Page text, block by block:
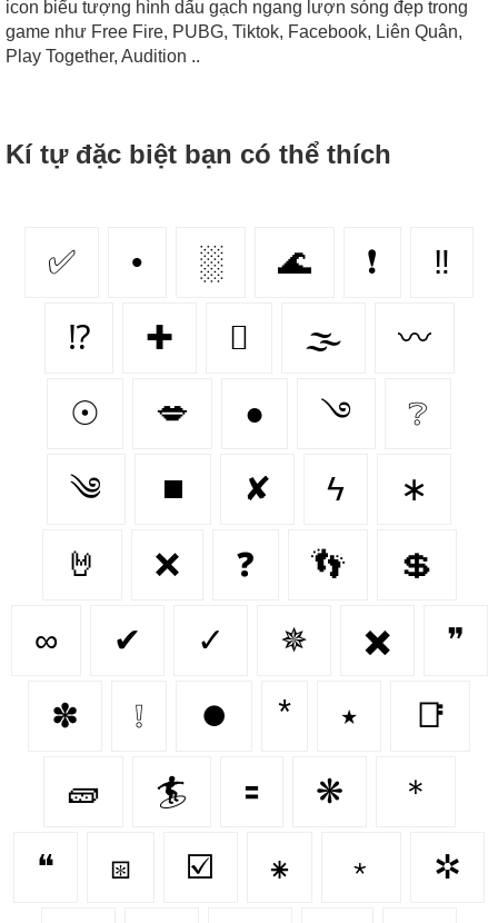
icon biểu tượng hình dấu gạch ngang lượn sóng đẹp trong
game như Free Fire, PUBG, Tiktok, Facebook, Liên Quân,
Play Together, Audition ..
Kí tự đặc biệt bạn có thể thích
✅ • ░ 🌊 ❗ ‼
⁉ ✚ 🫆 🌫️ 〰
☉ 💋 ● ࿓ ❔
༄ ⏹️ ✘ ϟ ∗
🤘 ❌ ❓ 👣 💲
∞ ✔ ✓ ✵ ✖️ ❞
✽ ❕ ⏺️ ٭ 📑
🧱 🏄 🟰 ❋ ＊
❝ ⧆ ☑️ ⁕ ﹡ ✲